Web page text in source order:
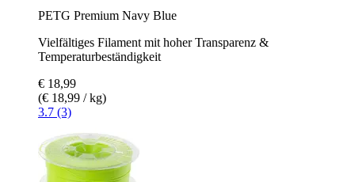
PETG Premium Navy Blue
Vielfältiges Filament mit hoher Transparenz &
Temperaturbeständigkeit
€ 18,99
(€ 18,99 / kg)
3.7 (3)